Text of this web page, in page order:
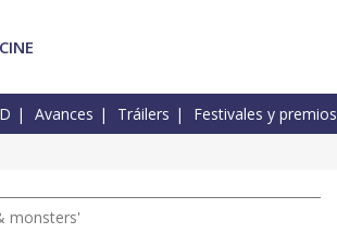
CINE
Avances Tráilers Festivales y premios
monsters'